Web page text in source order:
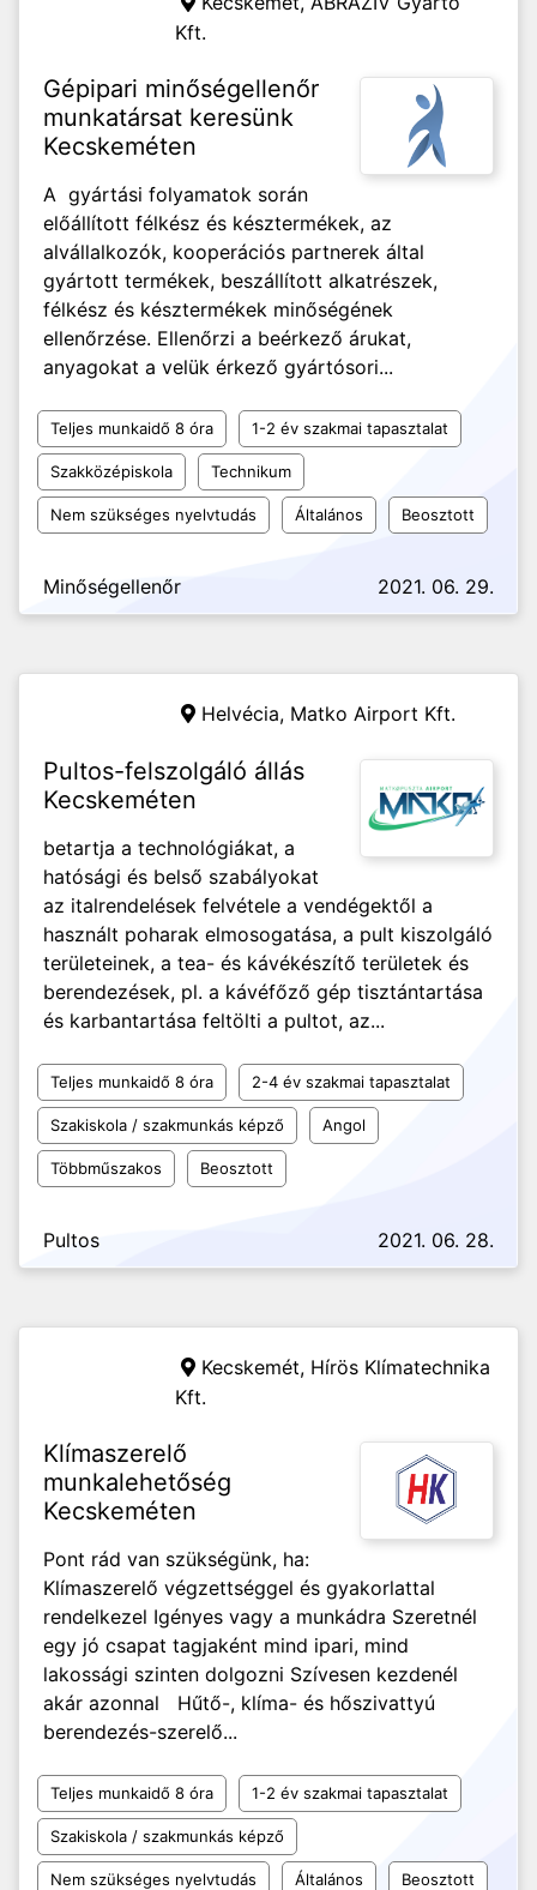
Kft.
Gépipari minőségellenőr
munkatársat keresünk
Kecskeméten
A gyártási folyamatok során
előállított félkész és késztermékek, az
alvállalkozók, kooperációs partnerek által
gyártott termékek, beszállított alkatrészek,
félkész és késztermékek minőségének
ellenőrzése. Ellenőrzi a beérkező árukat,
anyagokat a velük érkező gyártósori...
Teljes munkaidő 8 óra 1-2 év szakmai tapasztalat
Szakközépiskola Technikum
Nem szükséges nyelvtudás Általános Beosztott
Minőségellenőr 2021. 06. 29.
Helvécia, Matko Airport Kft.
Pultos-felszolgáló állás
Kecskeméten
betartja a technológiákat, a
hatósági és belső szabályokat
az italrendelések felvétele a vendégektől a
használt poharak elmosogatása, a pult kiszolgáló
területeinek, a tea- és kávékészítő területek és
berendezések, pl. a kávéfőző gép tisztántartása
és karbantartása feltölti a pultot, az...
Teljes munkaidő 8 óra 2-4 év szakmai tapasztalat
Szakiskola / szakmunkás képző Angol
Többműszakos Beosztott
Pultos 2021. 06. 28.
Kecskemét, Hírös Klímatechnika
Kft.
Klímaszerelő
munkalehetőség
Kecskeméten
Pont rád van szükségünk, ha:
Klímaszerelő végzettséggel és gyakorlattal
rendelkezel Igényes vagy a munkádra Szeretnél
egy jó csapat tagjaként mind ipari, mind
lakossági szinten dolgozni Szívesen kezdenél
akár azonnal Hűtő-, klíma- és hőszivattyú
berendezés-szerelő...
Teljes munkaidő 8 óra 1-2 év szakmai tapasztalat
Szakiskola / szakmunkás képző
Nem szükséges nyelvtudás Általános Beosztott